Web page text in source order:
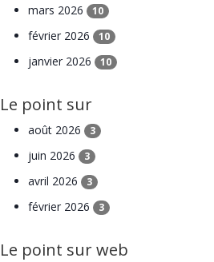
mars 2026 10
février 2026 10
janvier 2026 10
Le point sur
août 2026 3
juin 2026 3
avril 2026 3
février 2026 3
Le point sur web